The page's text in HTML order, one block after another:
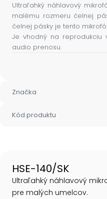
Ultraľahký náhlavový
malému rozmeru čelnej
čelnej pásky je tento
Je vhodný na reprodukciu
audio prenosu.
Značka
Kód produktu
HSE-140/SK
Ultraľahký náhlavový
pre malých umelcov.